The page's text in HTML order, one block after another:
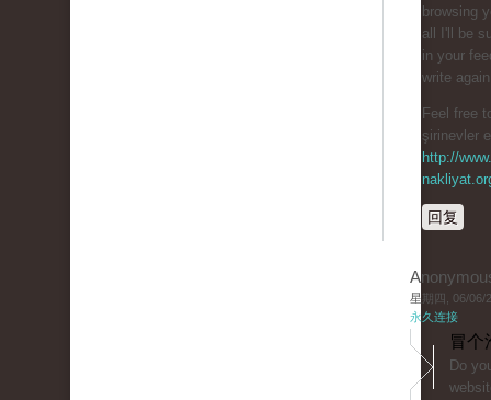
browsing
all I'll be
in your
write
Feel free
şirinevler
http://
回复
星期四, 06/06/
永久连接
冒个
Do